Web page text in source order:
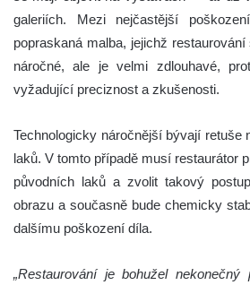
galeriích. Mezi nejčastější
popraskaná malba, jejichž
náročné, ale je velmi zdlouhavé,
vyžadující preciznost a zkušenosti.
Technologicky náročnější bývají retuše
laků. V tomto případě musí restaurátor
původních laků a zvolit takový
obrazu a současně bude chemicky
dalšímu poškození díla.
„Restaurování je bohužel